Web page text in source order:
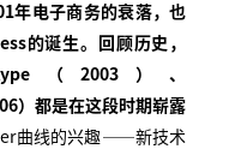
年电子商务的衰落，也
的诞生。回顾历史，
（2003 ）、
）都是在这段时期崭露
曲线的兴趣——新技术